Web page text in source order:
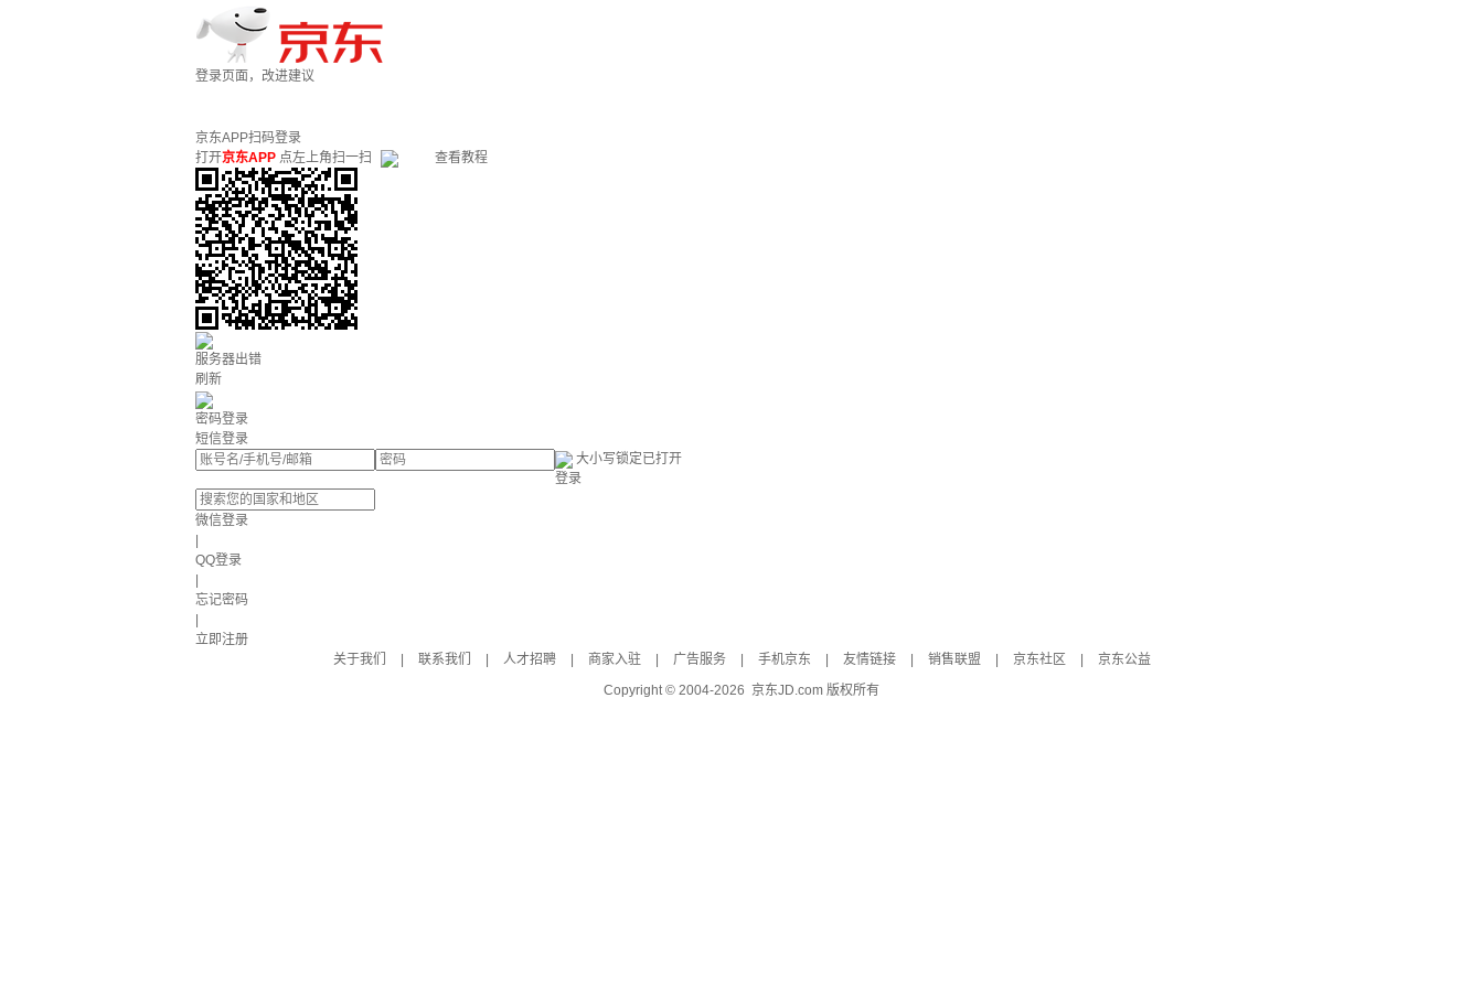
登录页面，改进建议
京东APP扫码登录
打开京东APP 点左上角扫一扫 查看教程
服务器出错
刷新
密码登录
短信登录
大小写锁定已打开
登录
微信登录
QQ登录
忘记密码
立即注册
关于我们
联系我们 人才招聘 商家入驻 广告服务 手机京东 友情链接 销售联盟 京东社区
京东公益
Copyright © 2004-2026 京东JD.com 版权所有